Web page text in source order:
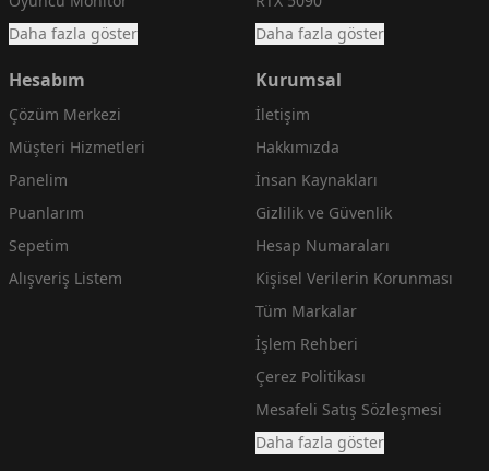
Daha fazla göster
Daha fazla göster
Hesabım
Çözüm Merkezi
Müşteri Hizmetleri
Panelim
Puanlarım
Sepetim
Alışveriş Listem
Kurumsal
İletişim
Hakkımızda
İnsan Kaynakları
Gizlilik ve Güvenlik
Hesap Numaraları
Kişisel Verilerin Korunması
Tüm Markalar
İşlem Rehberi
Çerez Politikası
Mesafeli Satış Sözleşmesi
Daha fazla göster